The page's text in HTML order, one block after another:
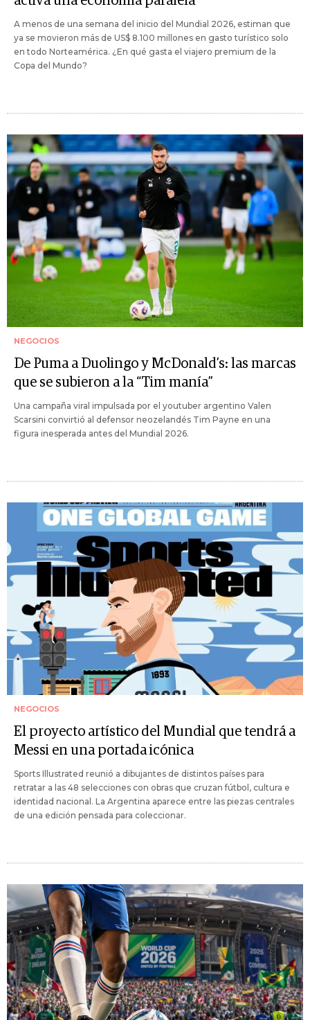
A menos de una semana del inicio del Mundial 2026, estiman que
ya se movieron más de US$ 8.100 millones en gasto turístico solo
en todo Norteamérica. ¿En qué gasta el viajero premium de la
Copa del Mundo?
NEGOCIOS
De Puma a Duolingo y McDonald’s: las marcas
que se subieron a la “Tim manía”
Una campaña viral impulsada por el youtuber argentino Valen
Scarsini convirtió al defensor neozelandés Tim Payne en una
figura inesperada antes del Mundial 2026.
NEGOCIOS
El proyecto artístico del Mundial que tendrá a
Messi en una portada icónica
Sports Illustrated reunió a dibujantes de distintos países para
retratar a las 48 selecciones con obras que cruzan fútbol, cultura e
identidad nacional. La Argentina aparece entre las piezas centrales
de una edición pensada para coleccionar.